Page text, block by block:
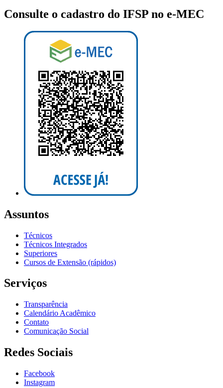
Consulte o cadastro do IFSP no e-MEC
Assuntos
Técnicos
Técnicos Integrados
Superiores
Cursos de Extensão (rápidos)
Serviços
Transparência
Calendário Acadêmico
Contato
Comunicação Social
Redes Sociais
Facebook
Instagram